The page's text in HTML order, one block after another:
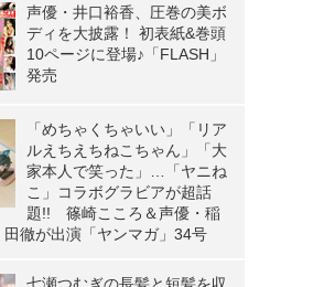
声優・井口裕香、圧巻の美ボ
ディを大披露！ 初表紙&巻頭
10ページに登場♪「FLASH」
発売
「めちゃくちゃいい」「リア
ルえちえちねこちゃん」「大
家本人で笑った」…「ヤニね
こ」コラボグラビアが超話
題!! 篠崎こころ＆声優・稲
田徹が出演「ヤンマガ」34号